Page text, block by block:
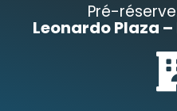
Pré-
Leonardo Plaza